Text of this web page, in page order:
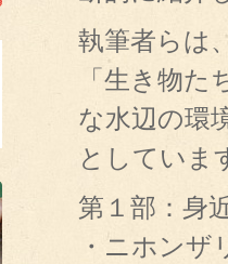
執筆者らは
「生き物
な水辺の環
としていま
第１部：身
・ニホンザ